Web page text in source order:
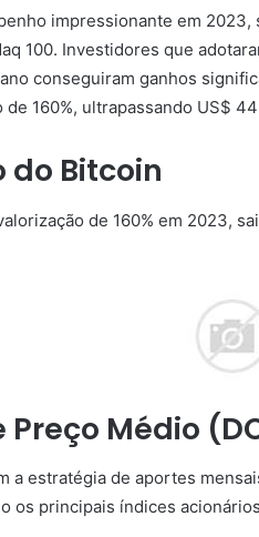
impressionante em
100. Investidores que
conseguiram ganhos
160%, ultrapassando US$
do Bitcoin
de 160% em 2023,
Médio
a estratégia de aportes
os principais índices